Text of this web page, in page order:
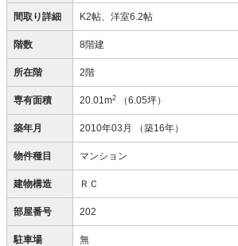
間取り詳細 K2帖、洋室6.2帖
階数 8階建
所在階 2階
専有面積 20.01m2 （6.05坪）
築年月 2010年03月 （築16年）
物件種目 マンション
建物構造 ＲＣ
部屋番号 202
駐車場 無